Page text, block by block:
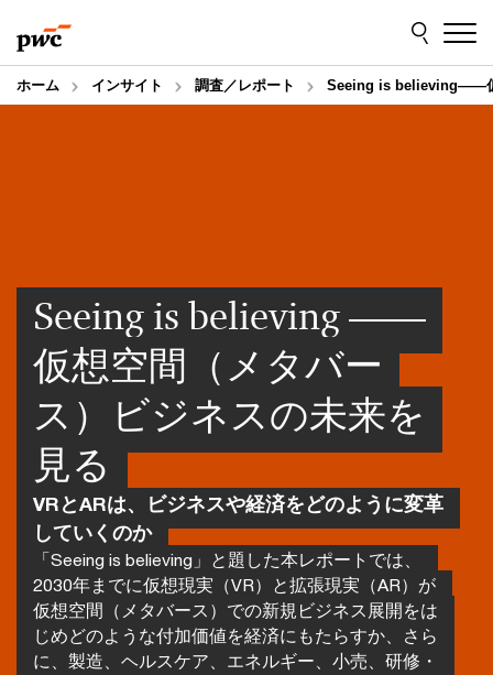
to
content
to
footer
ホーム インサイト 調査／レポート Seeing is believing――仮
Seeing is believing ――
仮想空間（メタバー
ス）ビジネスの未来を
見る
VRとARは、ビジネスや経済をどのように変革
していくのか
「Seeing is believing」と題した本レポートでは、
2030年までに仮想現実（VR）と拡張現実（AR）が
仮想空間（メタバース）での新規ビジネス展開をは
じめどのような付加価値を経済にもたらすか、さら
に、製造、ヘルスケア、エネルギー、小売、研修・